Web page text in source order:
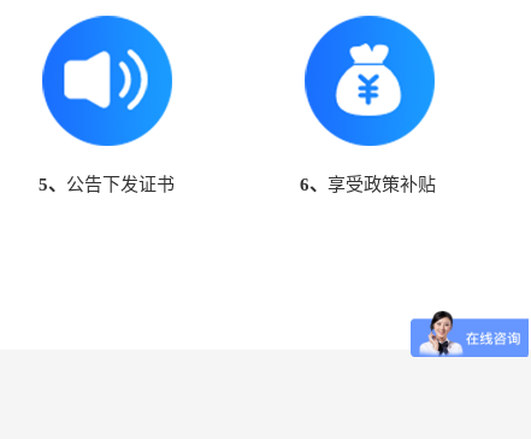
5、 公告下发证书 6、享受政策补贴